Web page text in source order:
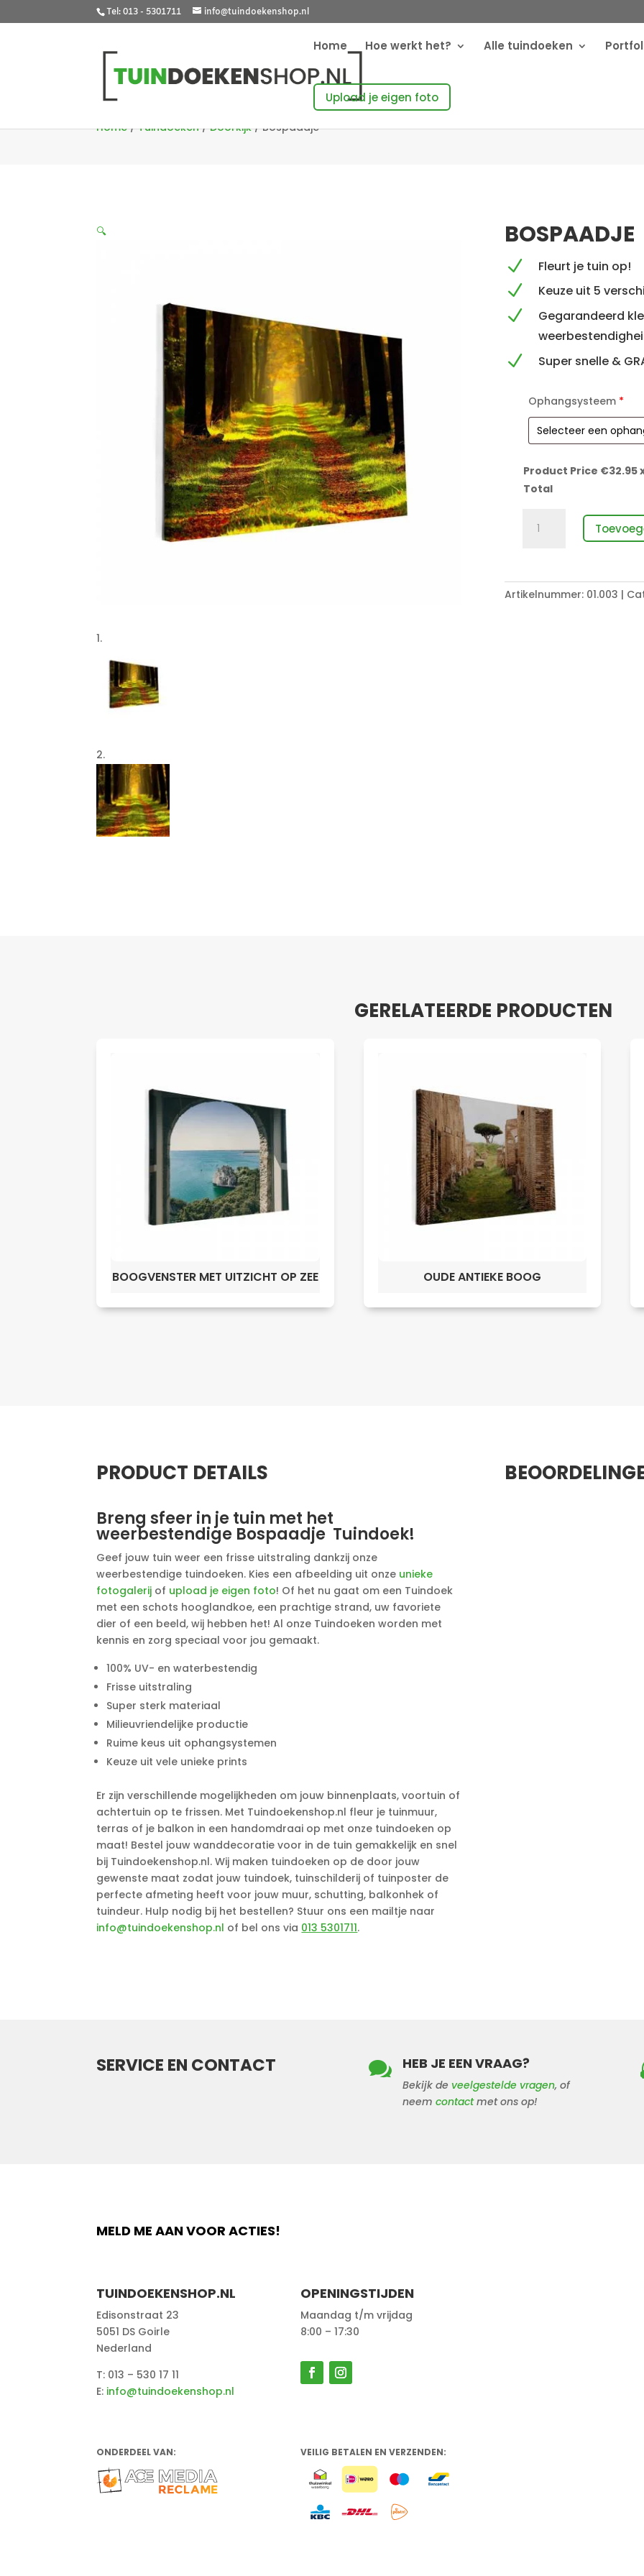
Tel: 013 - 5301711 info@tuindoekenshop.nl
Home Hoe werkt het? Alle tuindoeken
Upload je eigen foto
Home/Tuindoeken/Doorkijk/Bospaadje
🔍 BOSPAADJE
N Fleurt je tuin op!
N Keuze uit 5
N
Gegarandeerd
N Super snelle &
Ophangsysteem*
Product Price €32.95
Total
aantal
Artikelnummer: 01.003
GERELATEERDE PRODUCTEN
BOOGVENSTER MET UITZICHT OP ZEE OUDE ANTIEKE BOOG
PRODUCT DETAILS
Breng sfeer in je tuin met het
weerbestendige Bospaadje Tuindoek!
Geef jouw tuin weer een frisse uitstraling dankzij onze
weerbestendige tuindoeken. Kies een afbeelding uit onze unieke
fotogalerij of upload je eigen foto! Of het nu gaat om een Tuindoek
met een schots hooglandkoe, een prachtige strand, uw favoriete
dier of een beeld, wij hebben het! Al onze Tuindoeken worden met
kennis en zorg speciaal voor jou gemaakt.
100% UV- en waterbestendig
Frisse uitstraling
Super sterk materiaal
Milieuvriendelijke productie
Ruime keus uit ophangsystemen
Keuze uit vele unieke prints
Er zijn verschillende mogelijkheden om jouw binnenplaats, voortuin of
achtertuin op te frissen. Met Tuindoekenshop.nl fleur je tuinmuur,
terras of je balkon in een handomdraai op met onze tuindoeken op
maat! Bestel jouw wanddecoratie voor in de tuin gemakkelijk en snel
bij Tuindoekenshop.nl. Wij maken tuindoeken op de door jouw
gewenste maat zodat jouw tuindoek, tuinschilderij of tuinposter de
perfecte afmeting heeft voor jouw muur, schutting, balkonhek of
tuindeur. Hulp nodig bij het bestellen? Stuur ons een mailtje naar
info@tuindoekenshop.nl of bel ons via 013 5301711.
SERVICE EN CONTACT  HEB JE EEN VRAAG?
Bekijk de veelgestelde vragen, of
neem contact met ons op!
MELD ME AAN VOOR ACTIES!
TUINDOEKENSHOP.NL
Edisonstraat 23
5051 DS Goirle
Nederland
T: 013 – 530 17 11
E: info@tuindoekenshop.nl
OPENINGSTIJDEN
Maandag t/m vrijdag
8:00 – 17:30
ONDERDEEL VAN: VEILIG BETALEN EN VERZENDEN: